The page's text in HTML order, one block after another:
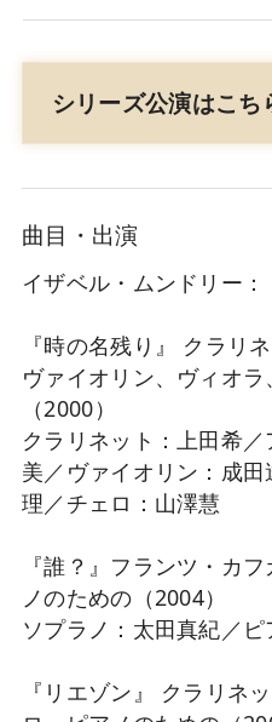
シリーズ公演はこち
曲目・出演
イザベル・ムンドリー：
『時の名残り』 クラリ
ヴァイオリン、ヴィオ
（2000）
クラリネット：上田希
美／ヴァイオリン：成
理／チェロ：山澤慧
『誰？』フランツ・カ
ノのための（2004）
ソプラノ：太田真紀／
『リエゾン』 クラリネ